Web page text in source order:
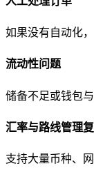
如果没有自动化
流动性问题
储备不足或钱包
汇率与路线管理
支持大量币种、